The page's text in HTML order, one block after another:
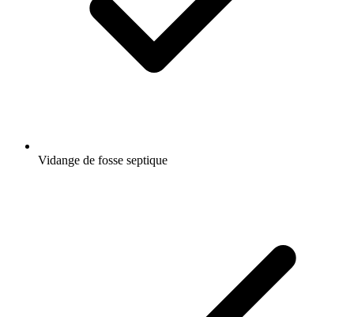
Vidange de fosse septique